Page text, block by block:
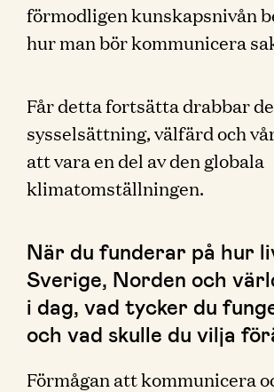
förmodligen kunskapsnivån
hur man bör kommunicera
Får detta fortsätta drabbar
sysselsättning, välfärd och
att vara en del av den globala
klimatomställningen.
När du funderar på hur
Sverige, Norden och
i dag, vad tycker du
och vad skulle du vilja
Förmågan att kommunicera